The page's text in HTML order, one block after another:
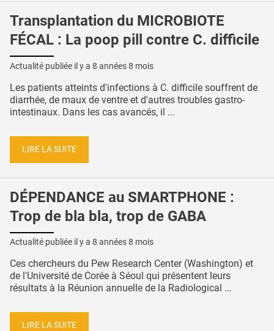
Transplantation du MICROBIOTE
FÉCAL : La poop pill contre C. difficile
Actualité publiée il y a 8 années 8 mois
Les patients atteints d'infections à C. difficile souffrent de
diarrhée, de maux de ventre et d'autres troubles gastro-
intestinaux. Dans les cas avancés, il ...
LIRE LA SUITE
DÉPENDANCE au SMARTPHONE :
Trop de bla bla, trop de GABA
Actualité publiée il y a 8 années 8 mois
Ces chercheurs du Pew Research Center (Washington) et
de l'Université de Corée à Séoul qui présentent leurs
résultats à la Réunion annuelle de la Radiological ...
LIRE LA SUITE